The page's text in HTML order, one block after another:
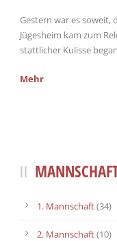
Gestern war es soweit,
Jügesheim kam zum
stattlicher Kulisse
Mehr
1. Mannschaft(34)
2. Mannschaft(10)